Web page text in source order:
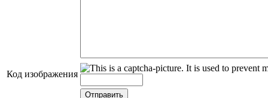
Код изображения